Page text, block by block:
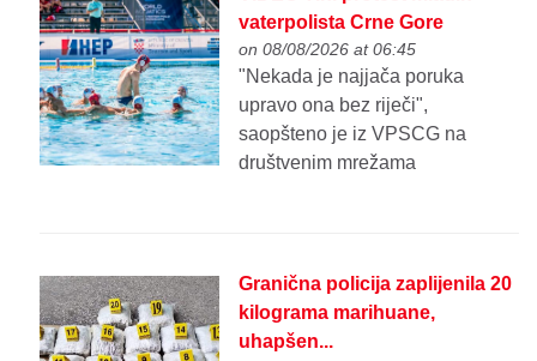
vaterpolista Crne Gore
on 08/08/2026 at 06:45
"Nekada je najjača poruka
upravo ona bez riječi",
saopšteno je iz VPSCG na
društvenim mrežama
Granična policija zaplijenila 20
kilograma marihuane,
uhapšen...